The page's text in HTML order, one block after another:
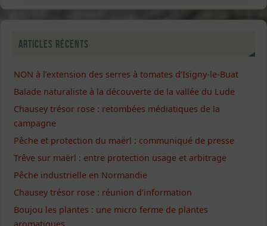
Articles récents
NON à l’extension des serres à tomates d’Isigny-le-Buat
Balade naturaliste à la découverte de la vallée du Lude
Chausey trésor rose : retombées médiatiques de la
campagne
Pêche et protection du maërl : communiqué de presse
Trêve sur maërl : entre protection usage et arbitrage
Pêche industrielle en Normandie
Chausey trésor rose : réunion d’information
Boujou les plantes : une micro ferme de plantes